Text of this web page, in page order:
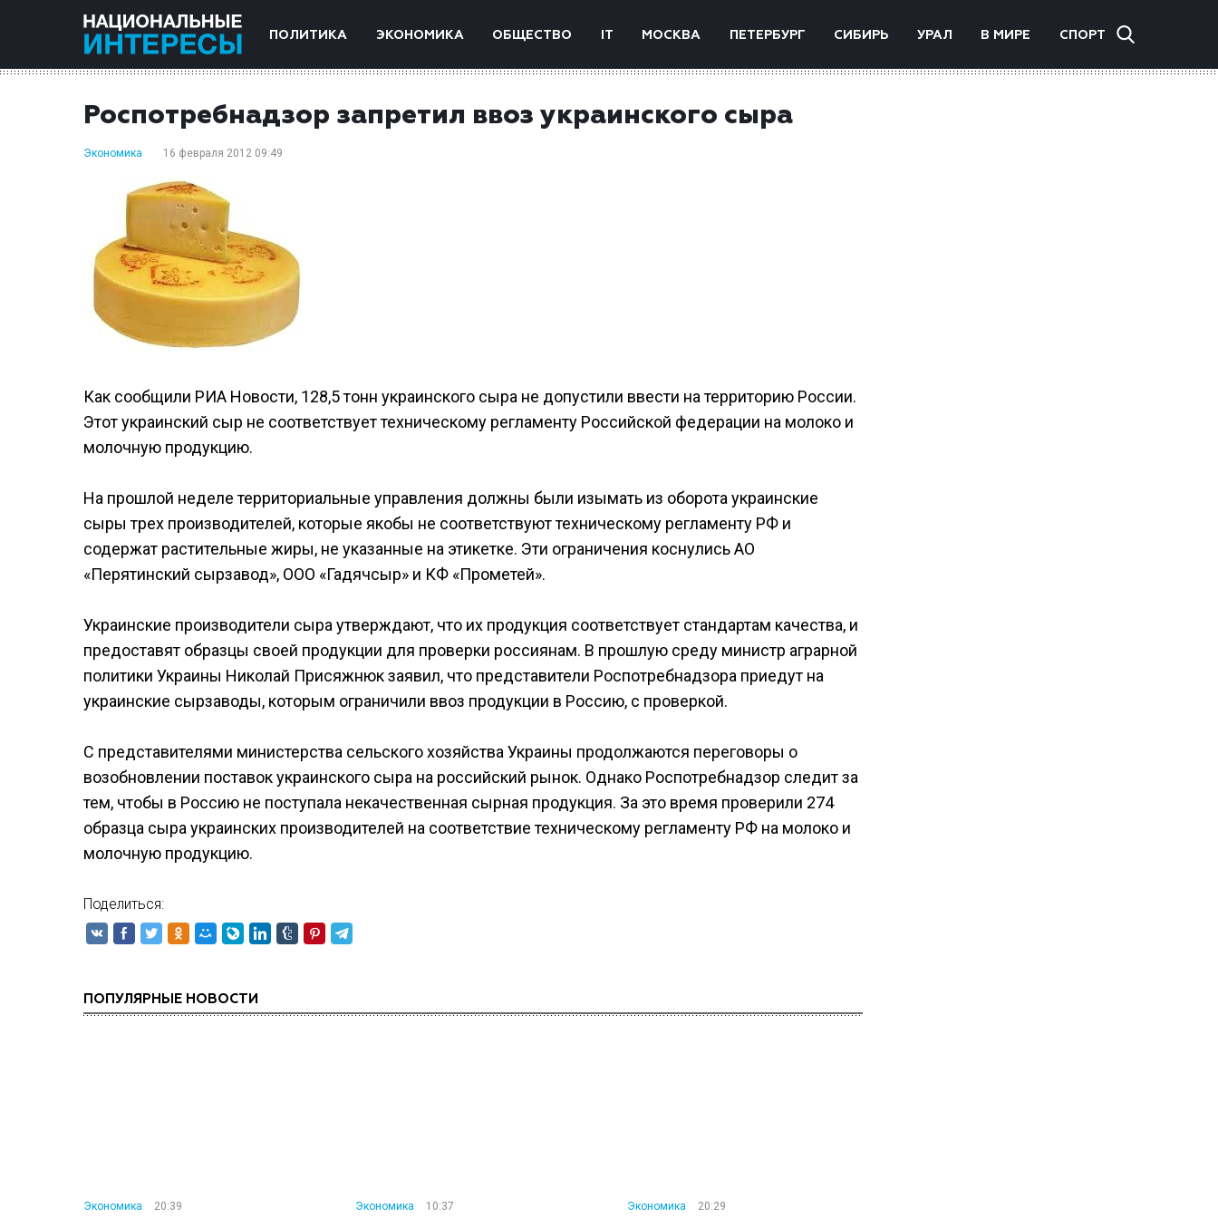
ПОЛИТИКА ЭКОНОМИКА ОБЩЕСТВО IT МОСКВА ПЕТЕРБУРГ СИБИРЬ УРАЛ В МИРЕ СПОРТ
Роспотребнадзор запретил ввоз украинского сыра
Экономика 16 февраля 2012 09:49
Как сообщили РИА Новости, 128,5 тонн украинского сыра не допустили ввести на территорию России.
Этот украинский сыр не соответствует техническому регламенту Российской федерации на молоко и
молочную продукцию.
На прошлой неделе территориальные управления должны были изымать из оборота украинские
сыры трех производителей, которые якобы не соответствуют техническому регламенту РФ и
содержат растительные жиры, не указанные на этикетке. Эти ограничения коснулись АО
«Перятинский сырзавод», ООО «Гадячсыр» и КФ «Прометей».
Украинские производители сыра утверждают, что их продукция соответствует стандартам качества, и
предоставят образцы своей продукции для проверки россиянам. В прошлую среду министр аграрной
политики Украины Николай Присяжнюк заявил, что представители Роспотребнадзора приедут на
украинские сырзаводы, которым ограничили ввоз продукции в Россию, с проверкой.
С представителями министерства сельского хозяйства Украины продолжаются переговоры о
возобновлении поставок украинского сыра на российский рынок. Однако Роспотребнадзор следит за
тем, чтобы в Россию не поступала некачественная сырная продукция. За это время проверили 274
образца сыра украинских производителей на соответствие техническому регламенту РФ на молоко и
молочную продукцию.
Поделиться:
ПОПУЛЯРНЫЕ НОВОСТИ
Экономика 20:39 Экономика 10:37 Экономика 20:29